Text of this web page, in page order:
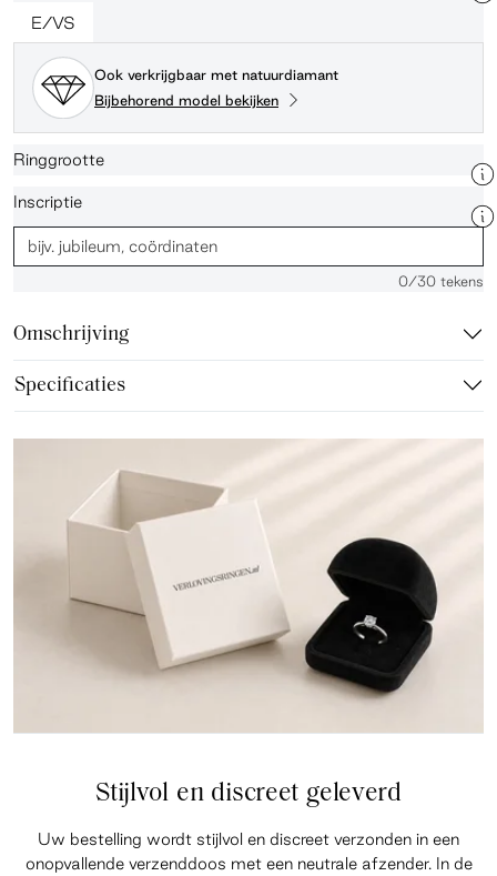
E/VS
Ook verkrijgbaar met natuurdiamant
Bijbehorend model bekijken
Ringgrootte
Inscriptie
0/30 tekens
Omschrijving
Specificaties
Stijlvol en discreet geleverd
Uw bestelling wordt stijlvol en discreet verzonden in een
onopvallende verzenddoos met een neutrale afzender. In de